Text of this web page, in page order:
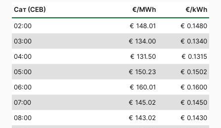
Сат (СЕВ) €/MWh €/kWh
02:00 € 148.01
€ 0.1480
03:00 € 134.00
€ 0.1340
04:00 € 131.50
€ 0.1315
05:00 € 150.23
€ 0.1502
06:00 € 160.01
€ 0.1600
07:00 € 145.02
€ 0.1450
08:00 € 143.02
€ 0.1430